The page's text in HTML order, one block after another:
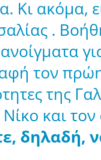
ακόμα,
.
τον
της
και τον
δηλαδή,